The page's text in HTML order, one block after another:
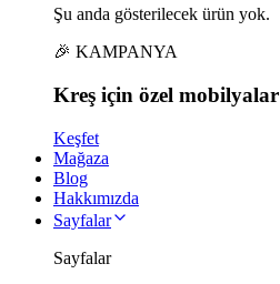
Şu anda gösterilecek ürün yok.
🎉 KAMPANYA
Kreş için özel mobilyalar
Keşfet
Mağaza
Blog
Hakkımızda
Sayfalar
Sayfalar